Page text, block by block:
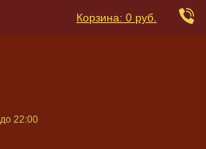
Корзина: 0 руб.
22:00